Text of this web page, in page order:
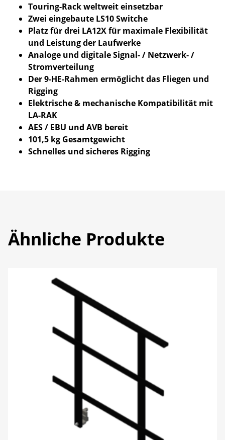
Touring-Rack weltweit einsetzbar
Zwei eingebaute LS10 Switche
Platz für drei LA12X für maximale Flexibilität
und Leistung der Laufwerke
Analoge und digitale Signal- / Netzwerk- /
Stromverteilung
Der 9-HE-Rahmen ermöglicht das Fliegen und
Rigging
Elektrische & mechanische Kompatibilität mit
LA-RAK
AES / EBU und AVB bereit
101,5 kg Gesamtgewicht
Schnelles und sicheres Rigging
Ähnliche Produkte